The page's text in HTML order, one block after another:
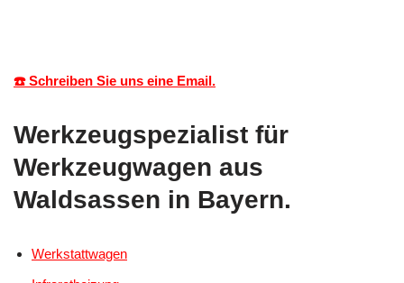
☎️ Schreiben Sie uns eine Email.
Werkzeugspezialist für
Werkzeugwagen aus
Waldsassen in Bayern.
Werkstattwagen